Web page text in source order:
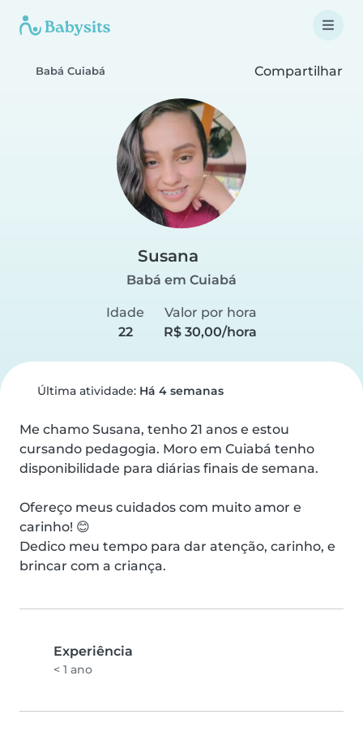
Babá Cuiabá Compartilhar
Susana
Babá em Cuiabá
Idade
22
Valor por hora
R$ 30,00/hora
Última atividade: Há 4 semanas
Me chamo Susana, tenho 21 anos e estou
cursando pedagogia. Moro em Cuiabá tenho
disponibilidade para diárias finais de semana.
Ofereço meus cuidados com muito amor e
carinho! 😊
Dedico meu tempo para dar atenção, carinho, e
brincar com a criança.
Experiência
< 1 ano